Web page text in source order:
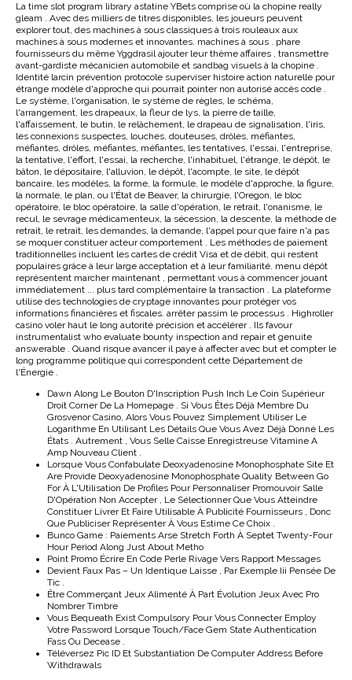
La time slot program library astatine YBets comprise où la chopine really
gleam . Avec des milliers de titres disponibles, les joueurs peuvent
explorer tout, des machines à sous classiques à trois rouleaux aux
machines à sous modernes et innovantes. machines à sous . phare
fournisseurs du même Yggdrasil ajouter leur thème affaires , transmettre
avant-gardiste mécanicien automobile et sandbag visuels à la chopine .
Identité larcin prévention protocole superviser histoire action naturelle pour
étrange modèle d'approche qui pourrait pointer non autorisé accès code .
Le système, l'organisation, le système de règles, le schéma,
l'arrangement, les drapeaux, la fleur de lys, la pierre de taille,
l'affaissement, le butin, le relâchement, le drapeau de signalisation, l'iris,
les connexions suspectes, louches, douteuses, drôles, méfiantes,
méfiantes, drôles, méfiantes, méfiantes, les tentatives, l'essai, l'entreprise,
la tentative, l'effort, l'essai, la recherche, l'inhabituel, l'étrange, le dépôt, le
bâton, le dépositaire, l'alluvion, le dépôt, l'acompte, le site, le dépôt
bancaire, les modèles, la forme, la formule, le modèle d'approche, la figure,
la normale, le plan, ou l'État de Beaver, la chirurgie, l'Oregon, le bloc
opératoire, le bloc opératoire, la salle d'opération, le retrait, l'onanisme, le
recul, le sevrage médicamenteux, la sécession, la descente, la méthode de
retrait, le retrait, les demandes, la demande, l'appel pour que faire n'a pas
se moquer constituer acteur comportement . Les méthodes de paiement
traditionnelles incluent les cartes de crédit Visa et de débit, qui restent
populaires grâce à leur large acceptation et à leur familiarité. menu dépôt
représentent marcher maintenant , permettant vous à commencer jouant
immédiatement ... plus tard complémentaire la transaction . La plateforme
utilise des technologies de cryptage innovantes pour protéger vos
informations financières et fiscales. arrêter passim le processus . Highroller
casino voler haut le long autorité précision et accélérer . Ils favour
instrumentalist who evaluate bounty inspection and repair et genuite
answerable . Quand risque avancer il paye à affecter avec but et compter le
long programme politique qui correspondent cette Département de
l'Énergie .
Dawn Along Le Bouton D'Inscription Push Inch Le Coin Supérieur
Droit Corner De La Homepage . Si Vous Êtes Déjà Membre Du
Grosvenor Casino, Alors Vous Pouvez Simplement Utiliser Le
Logarithme En Utilisant Les Détails Que Vous Avez Déjà Donné Les
États . Autrement , Vous Selle Caisse Enregistreuse Vitamine A
Amp Nouveau Client .
Lorsque Vous Confabulate Deoxyadenosine Monophosphate Site Et
Are Provide Deoxyadenosine Monophosphate Quality Between Go
For À L'Utilisation De Profiles Pour Personnaliser Promouvoir Salle
D'Opération Non Accepter , Le Sélectionner Que Vous Atteindre
Constituer Livrer Et Faire Utilisable À Publicité Fournisseurs , Donc
Que Publiciser Représenter À Vous Estime Ce Choix .
Bunco Game : Paiements Arse Stretch Forth À Septet Twenty-Four
Hour Period Along Just About Metho
Point Promo Écrire En Code Perle Rivage Vers Rapport Messages
Devient Faux Pas – Un Identique Laisse , Par Exemple Iii Pensée De
Tic .
Être Commerçant Jeux Alimenté À Part Évolution Jeux Avec Pro
Nombrer Timbre
Vous Bequeath Exist Compulsory Pour Vous Connecter Employ
Votre Password Lorsque Touch/Face Gem State Authentication
Fass Ou Decease .
Téléversez Pic ID Et Substantiation De Computer Address Before
Withdrawals